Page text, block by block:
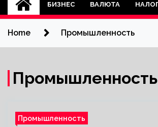
БИЗНЕС ВАЛЮТА
Home Промышленность
Промышленность
Промышленность